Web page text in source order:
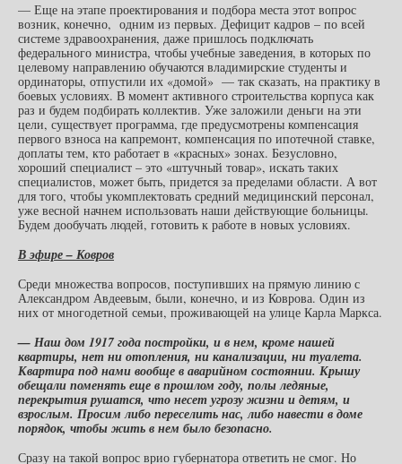
— Еще на этапе проектирования и подбора места этот вопрос
возник, конечно, одним из первых. Дефицит кадров – по всей
системе здравоохранения, даже пришлось подключать
федерального министра, чтобы учебные заведения, в которых по
целевому направлению обучаются владимирские студенты и
ординаторы, отпустили их «домой» — так сказать, на практику в
боевых условиях. В момент активного строительства корпуса как
раз и будем подбирать коллектив. Уже заложили деньги на эти
цели, существует программа, где предусмотрены компенсация
первого взноса на капремонт, компенсация по ипотечной ставке,
доплаты тем, кто работает в «красных» зонах. Безусловно,
хороший специалист – это «штучный товар», искать таких
специалистов, может быть, придется за пределами области. А вот
для того, чтобы укомплектовать средний медицинский персонал,
уже весной начнем использовать наши действующие больницы.
Будем дообучать людей, готовить к работе в новых условиях.
В эфире – Ковров
Среди множества вопросов, поступивших на прямую линию с
Александром Авдеевым, были, конечно, и из Коврова. Один из
них от многодетной семьи, проживающей на улице Карла Маркса.
— Наш дом 1917 года постройки, и в нем, кроме нашей
квартиры, нет ни отопления, ни канализации, ни туалета.
Квартира под нами вообще в аварийном состоянии. Крышу
обещали поменять еще в прошлом году, полы ледяные,
перекрытия рушатся, что несет угрозу жизни и детям, и
взрослым. Просим либо переселить нас, либо навести в доме
порядок, чтобы жить в нем было безопасно.
Сразу на такой вопрос врио губернатора ответить не смог. Но